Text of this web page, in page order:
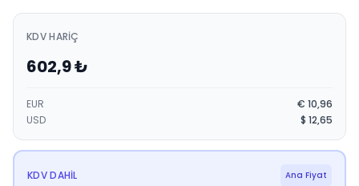
KDV HARIÇ
602,9₺
EUR € 10,96
USD
$ 12,65
KDV DAHIL Ana Fiyat